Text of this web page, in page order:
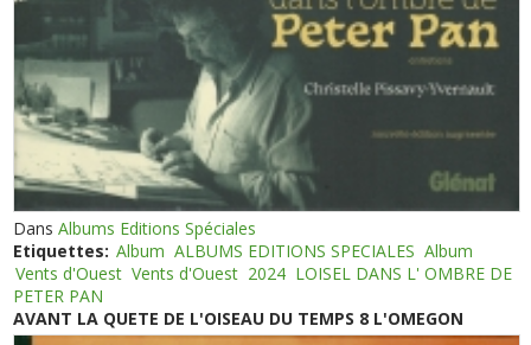
DansAlbums Editions Spéciales
Etiquettes: Album ALBUMS EDITIONS SPECIALES Album
Vents d'Ouest Vents d'Ouest 2024 LOISEL DANS L' OMBRE DE
PETER PAN
AVANT LA QUETE DE L'OISEAU DU TEMPS 8 L'OMEGON